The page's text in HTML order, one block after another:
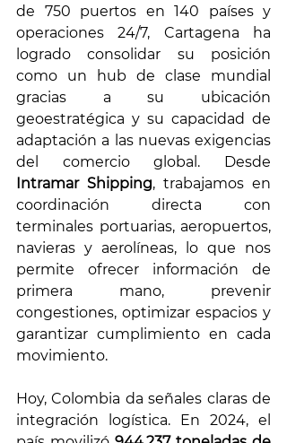
de 750 puertos en 140 países y
operaciones 24/7, Cartagena ha
logrado consolidar su posición
como un hub de clase mundial
gracias a su ubicación
geoestratégica y su capacidad de
adaptación a las nuevas exigencias
Intramar Shipping, trabajamos en
coordinación directa con
terminales portuarias, aeropuertos,
navieras y aerolíneas, lo que nos
permite ofrecer información de
primera mano, prevenir
congestiones, optimizar espacios y
garantizar cumplimiento en cada
movimiento.
Hoy, Colombia da señales claras de
integración logística. En 2024, el